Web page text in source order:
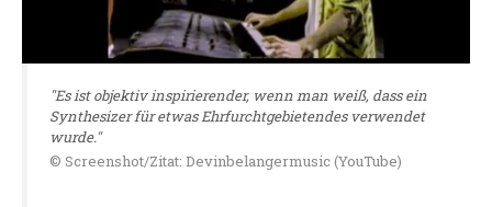
"Es ist objektiv inspirierender, wenn man weiß, dass ein
Synthesizer für etwas Ehrfurchtgebietendes verwendet
wurde."
© Screenshot/Zitat: Devinbelangermusic (YouTube)